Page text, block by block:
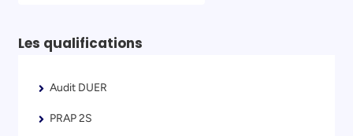
Les qualifications
Audit DUER
PRAP 2S